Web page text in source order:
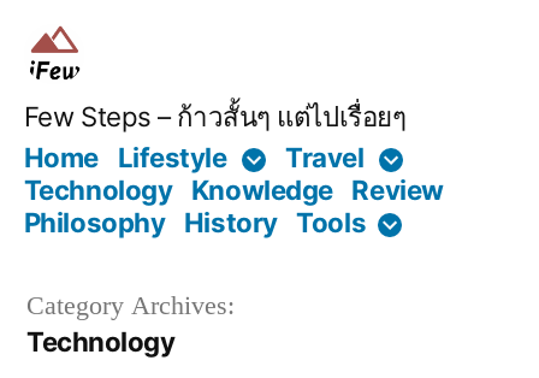
Few Steps – ก้าวสั้นๆ แต่ไปเรื่อยๆ
Home
Lifestyle
Travel
Technology
Knowledge Review
Philosophy
History Tools
Category Archives:
Technology